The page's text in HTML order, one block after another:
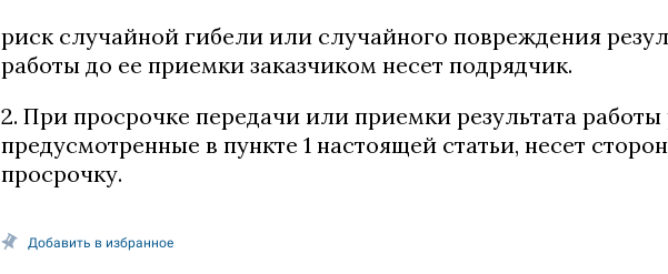
риск случайной гибели или случайного повреждения
работы до ее приемки заказчиком несет подрядчик.
2. При просрочке передачи или приемки результата работы
предусмотренные в пункте 1 настоящей статьи, несет
просрочку.
Добавить в избранное